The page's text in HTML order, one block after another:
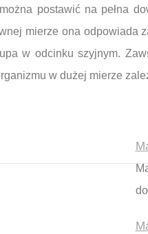
postawić na pełna
mierze ona
w odcinku szyjnym.
w dużej mierze